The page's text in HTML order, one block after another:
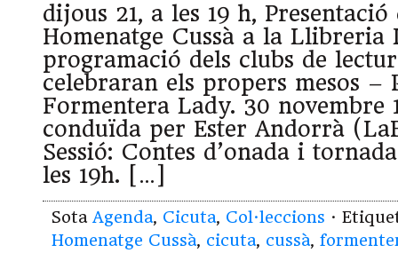
dijous 21, a les 19 h,
Homenatge Cussà a la
programació dels clubs de
celebraran els propers mesos –
Formentera Lady. 30 novembre
conduïda per Ester Andorrà
Sessió: Contes d’onada i
les 19h. […]
Sota Agenda, Cicuta, Col·leccions ·
Homenatge Cussà, cicuta, cussà,